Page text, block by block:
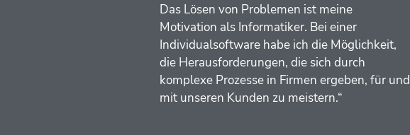
Das Lösen von Problemen ist meine
Motivation als Informatiker. Bei einer
Individualsoftware habe ich die Möglichkeit,
die Herausforderungen, die sich durch
komplexe Prozesse in Firmen ergeben, für und
mit unseren Kunden zu meistern.“